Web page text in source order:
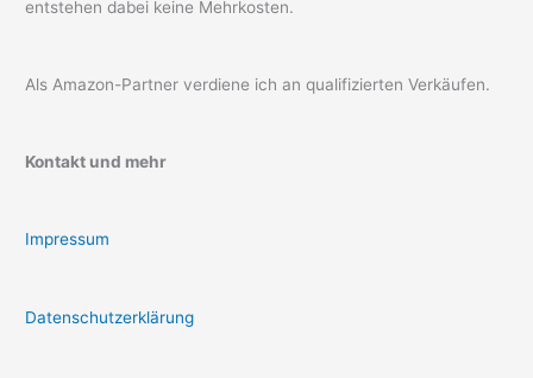
entstehen dabei keine Mehrkosten.
Als Amazon-Partner verdiene ich an qualifizierten Verkäufen.
Kontakt und mehr
Impressum
Datenschutzerklärung